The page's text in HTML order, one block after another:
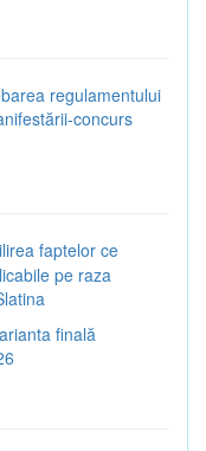
regulamentului
concurs
faptelor ce
pe raza
finală